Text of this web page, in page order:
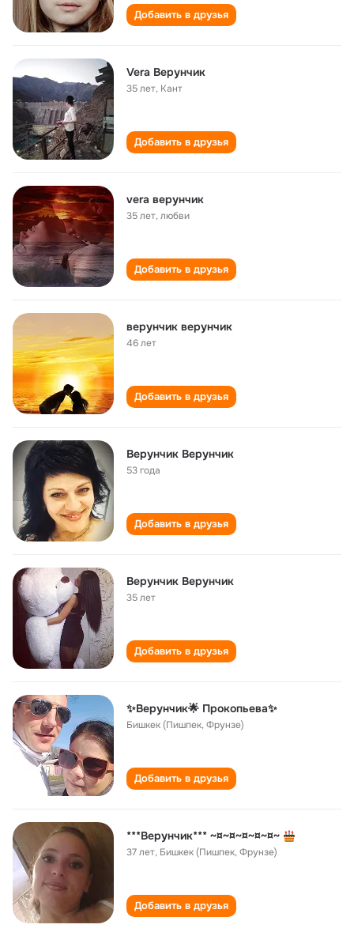
Добавить в друзья
Vera Верунчик
35 лет, Кант
Добавить в друзья
vera верунчик
35 лет,любви
Добавить в друзья
верунчик верунчик
46 лет
Добавить в друзья
Верунчик Верунчик
53 года
Добавить в друзья
Верунчик Верунчик
35 лет
Добавить в друзья
✨Верунчик🌟 Прокопьева✨
Бишкек (Пишпек, Фрунзе)
Добавить в друзья
***Верунчик*** ~¤~¤~¤~¤~¤~
37 лет, Бишкек (Пишпек, Фрунзе)
Добавить в друзья